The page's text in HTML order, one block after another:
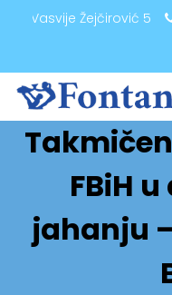
Vasvije Žejčirović 5
FBiH
jahanju